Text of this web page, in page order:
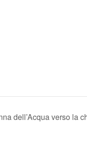
dell’Acqua verso la